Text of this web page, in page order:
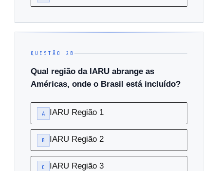
QUESTÃO 28
Qual região da IARU abrange as
Américas, onde o Brasil está incluído?
A IARU Região 1
B IARU Região 2
C IARU Região 3